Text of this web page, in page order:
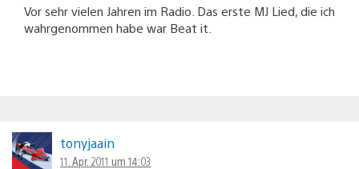
Vor sehr vielen Jahren im Radio. Das erste MJ Lied, die ich
wahrgenommen habe war Beat it.
tonyjaain
11. Apr. 2011 um 14:03